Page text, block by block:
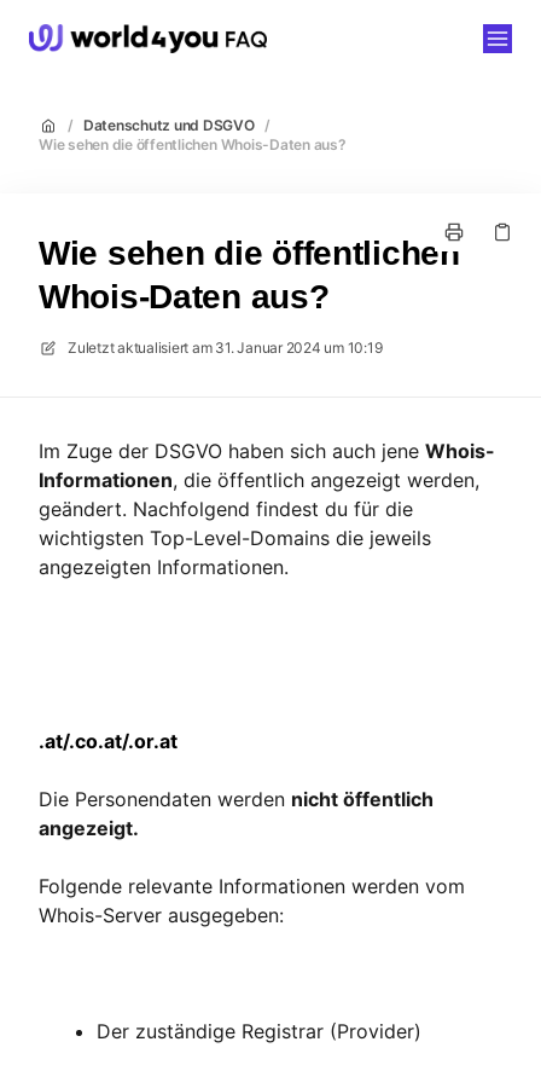
/ Datenschutz und DSGVO /
Wie sehen die öffentlichen Whois-Daten aus?
Wie sehen die öffentlichen
Whois-Daten aus?
Zuletzt aktualisiert am 31. Januar 2024 um 10:19
Im Zuge der DSGVO haben sich auch jene Whois-
Informationen, die öffentlich angezeigt werden,
geändert. Nachfolgend findest du für die
wichtigsten Top-Level-Domains die jeweils
angezeigten Informationen.
.at/.co.at/.or.at
Die Personendaten werden nicht öffentlich
angezeigt.
Folgende relevante Informationen werden vom
Whois-Server ausgegeben:
Der zuständige Registrar (Provider)